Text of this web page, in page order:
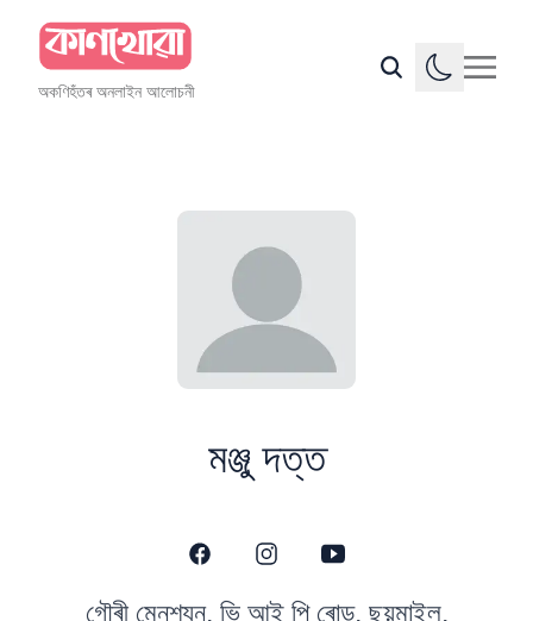
অকণিহঁতৰ অনলাইন আলোচনী
মঞ্জু দত্ত
গৌৰী মেনশ্যন, ভি আই পি ৰোড, ছয়মাইল,